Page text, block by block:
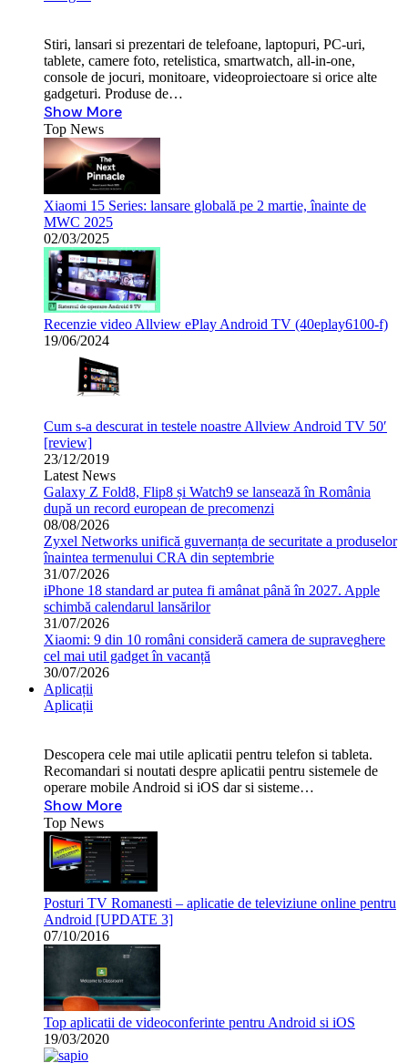
Stiri, lansari si prezentari de telefoane, laptopuri, PC-uri,
tablete, camere foto, retelistica, smartwatch, all-in-one,
console de jocuri, monitoare, videoproiectoare si orice alte
gadgeturi. Produse de…
Show More
Top News
Xiaomi 15 Series: lansare globală pe 2 martie, înainte de
MWC 2025
02/03/2025
Recenzie video Allview ePlay Android TV (40eplay6100-f)
19/06/2024
Cum s-a descurat in testele noastre Allview Android TV 50′
[review]
23/12/2019
Latest News
Galaxy Z Fold8, Flip8 și Watch9 se lansează în România
după un record european de precomenzi
08/08/2026
Zyxel Networks unifică guvernanța de securitate a produselor
înaintea termenului CRA din septembrie
31/07/2026
iPhone 18 standard ar putea fi amânat până în 2027. Apple
schimbă calendarul lansărilor
31/07/2026
Xiaomi: 9 din 10 români consideră camera de supraveghere
cel mai util gadget în vacanță
30/07/2026
Aplicații
Aplicații
Descopera cele mai utile aplicatii pentru telefon si tableta.
Recomandari si noutati despre aplicatii pentru sistemele de
operare mobile Android si iOS dar si sisteme…
Show More
Top News
Posturi TV Romanesti – aplicatie de televiziune online pentru
Android [UPDATE 3]
07/10/2016
Top aplicatii de videoconferinte pentru Android si iOS
19/03/2020